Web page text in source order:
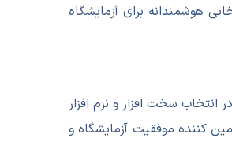
هوشمندانه برای آزمایشگاه
انتخاب سخت افزار و نرم افزار
کننده موفقیت آزمایشگاه و